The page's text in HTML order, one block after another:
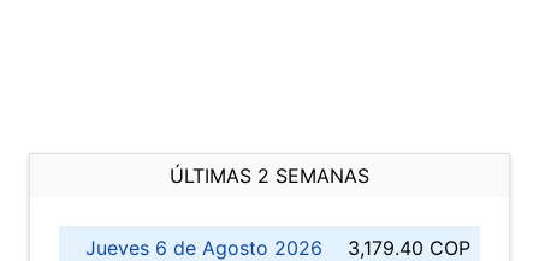
ÚLTIMAS 2 SEMANAS
Jueves 6 de Agosto 2026
3,179.40 COP